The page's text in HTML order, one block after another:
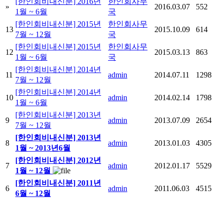
»
1월 ~ 6월
국
2016.03.07 552
13
[한인회비내신분] 2015년
7월 ~ 12월
한인회사무
국
2015.10.09 614
12
[한인회비내신분] 2015년
1월 ~ 6월
한인회사무
국
2015.03.13 863
11
[한인회비내신분] 2014년
7월 ~ 12월
admin 2014.07.11 1298
10
[한인회비내신분] 2014년
1월 ~ 6월
admin 2014.02.14 1798
9
[한인회비내신분] 2013년
7월 ~ 12월
admin 2013.07.09 2654
8
[한인회비내신분] 2013년
1월 ~ 2013년6월
admin 2013.01.03 4305
7
[한인회비내신분] 2012년
1월 ~ 12월
admin 2012.01.17 5529
6
[한인회비내신분] 2011년
6월 ~ 12월
admin 2011.06.03 4515